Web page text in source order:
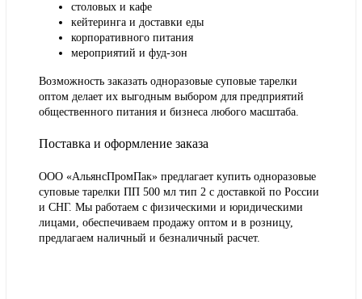
столовых и кафе
кейтеринга и доставки еды
корпоративного питания
мероприятий и фуд-зон
Возможность заказать одноразовые суповые тарелки
оптом делает их выгодным выбором для предприятий
общественного питания и бизнеса любого масштаба.
Поставка и оформление заказа
ООО «АльянсПромПак» предлагает купить одноразовые
суповые тарелки ПП 500 мл тип 2 с доставкой по России
и СНГ. Мы работаем с физическими и юридическими
лицами, обеспечиваем продажу оптом и в розницу,
предлагаем наличный и безналичный расчет.